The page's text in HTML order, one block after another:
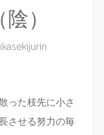
）
った枝先に小さ
させる努力の毎